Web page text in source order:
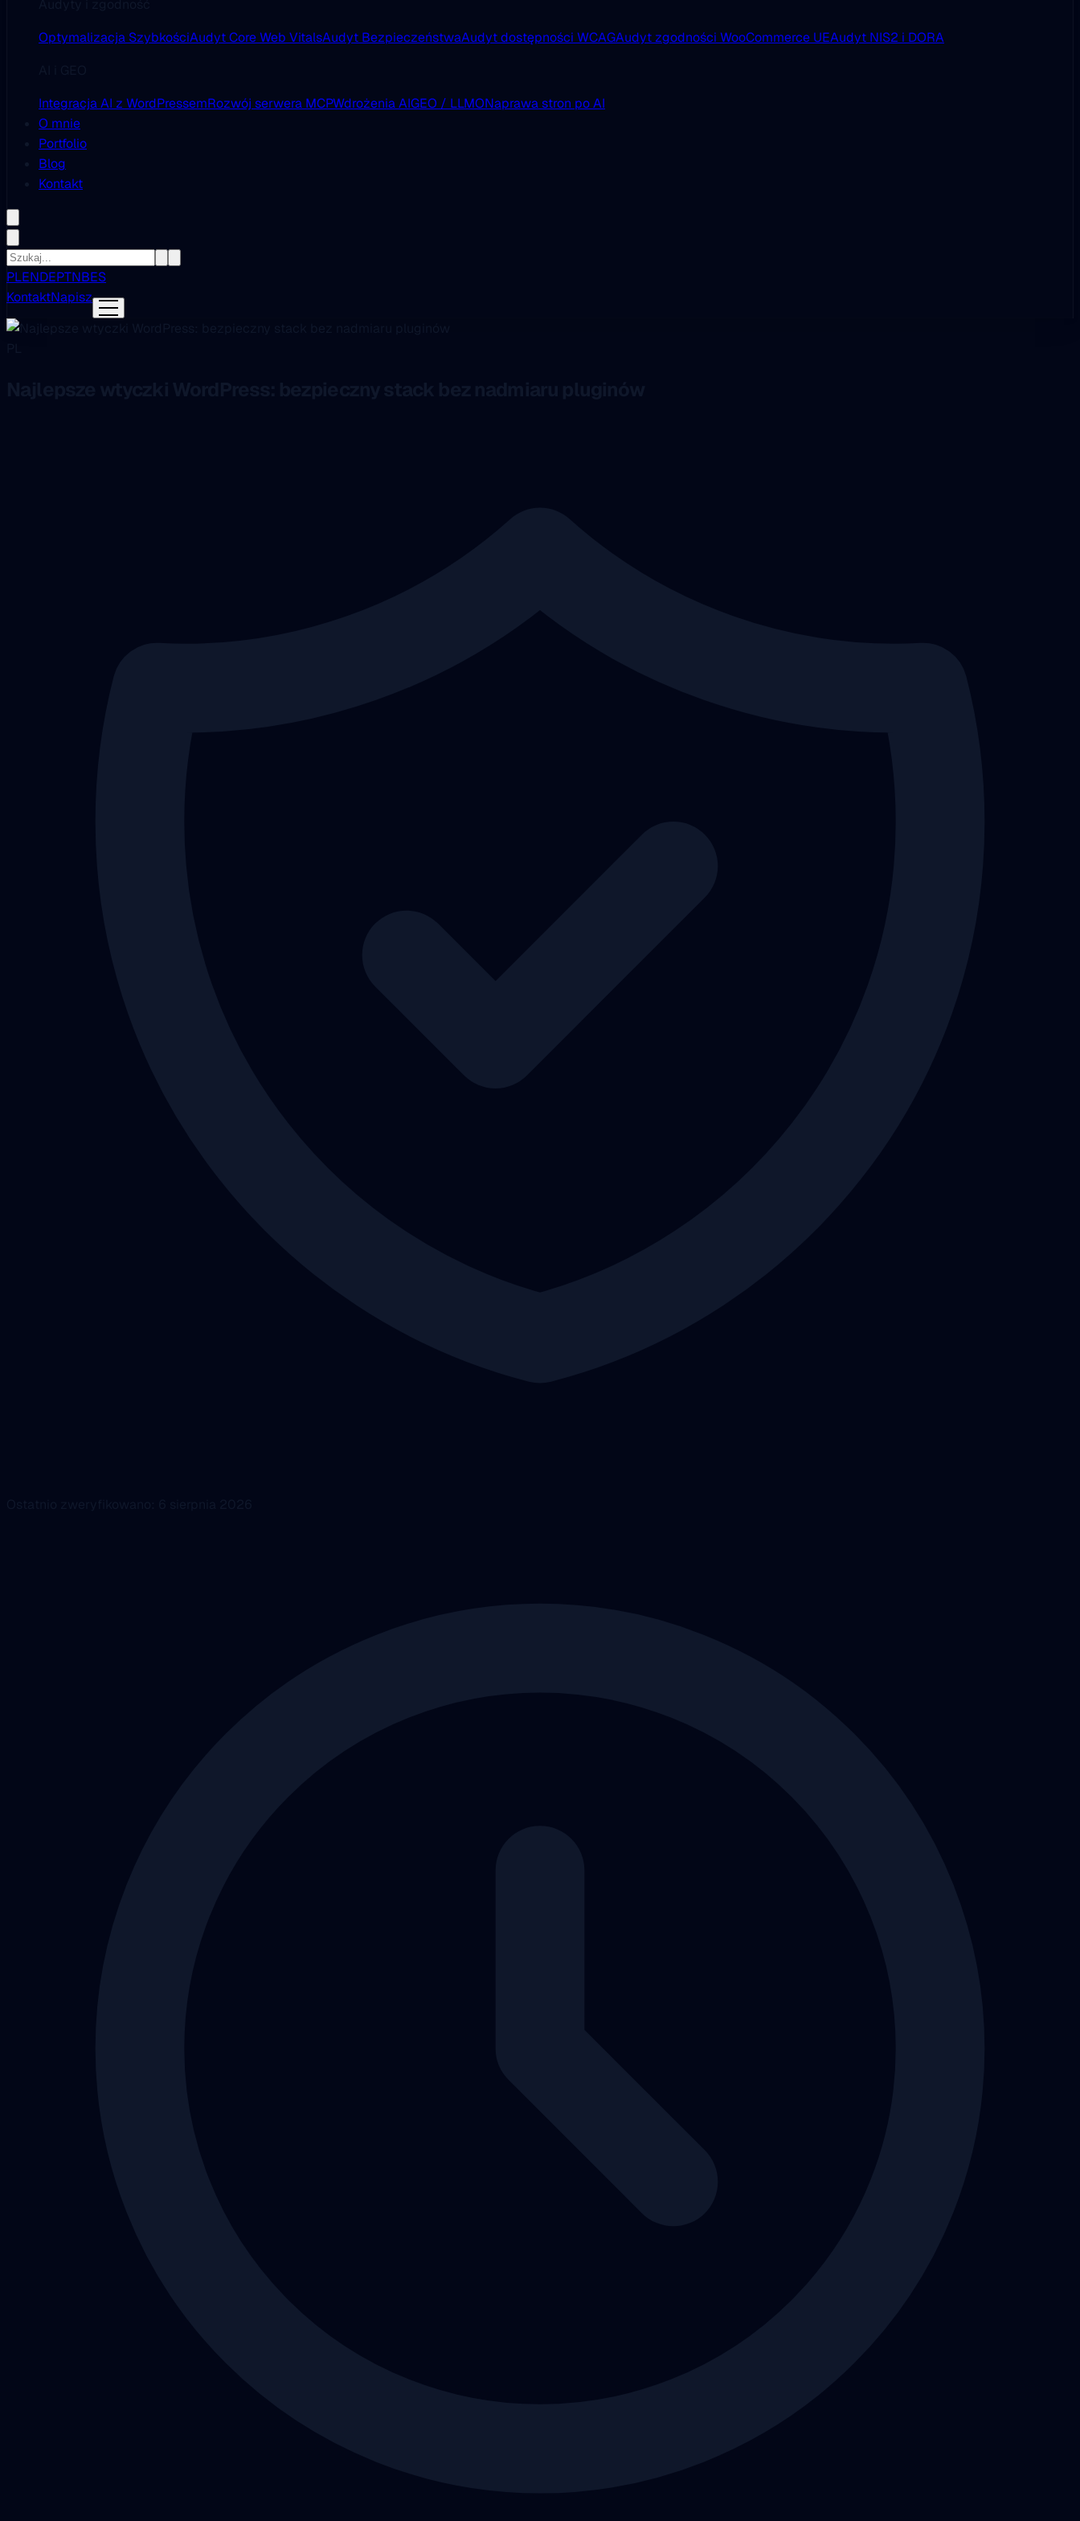
Optymalizacja SzybkościAudyt Core Web VitalsAudyt BezpieczeństwaAudyt dostępności WCAGAudyt zgodności WooCommerce UEAudyt NIS2 i DORA
Integracja AI z WordPressemRozwój serwera MCPWdrożenia AIGEO / LLMONaprawa stron po AI
O mnie
Portfolio
Blog
Kontakt
PLENDEPTNBES
KontaktNapisz